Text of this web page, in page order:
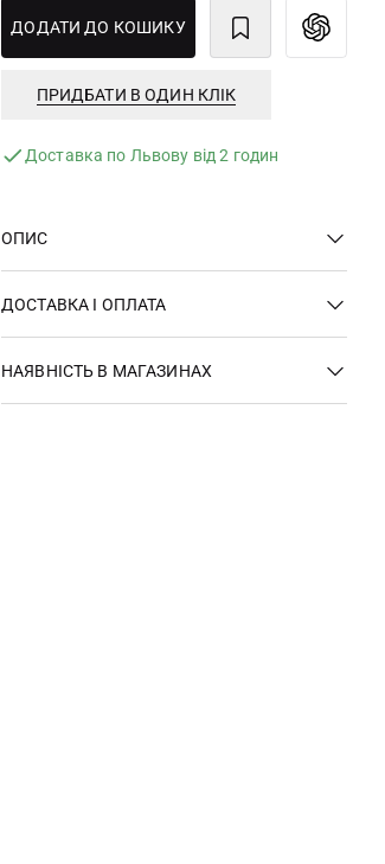
ДОДАТИ ДО КОШИКУ
ПРИДБАТИ В ОДИН КЛІК
Доставка по Львову від 2 годин
ОПИС
ДОСТАВКА І ОПЛАТА
НАЯВНІСТЬ В МАГАЗИНАХ